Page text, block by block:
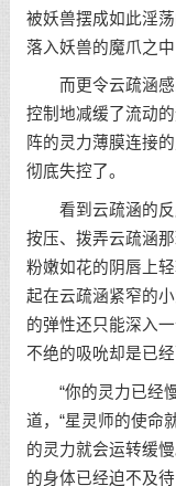
被妖兽摆成如此淫
落入妖兽的魔爪之
而更令云疏涵感
控制地减缓了流动
阵的灵力薄膜连接
彻底失控了。
看到云疏涵的反
按压、拨弄云疏涵
粉嫩如花的阴唇上
起在云疏涵紧窄的
的弹性还只能深入
不绝的吸吮却是已经
“你的灵力已经慢
道，“星灵师的使命
的灵力就会运转缓
的身体已经迫不及